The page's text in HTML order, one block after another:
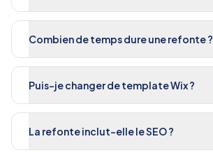
Combien de temps dure une refonte ?
Puis-je changer de template Wix ?
La refonte inclut-elle le SEO ?